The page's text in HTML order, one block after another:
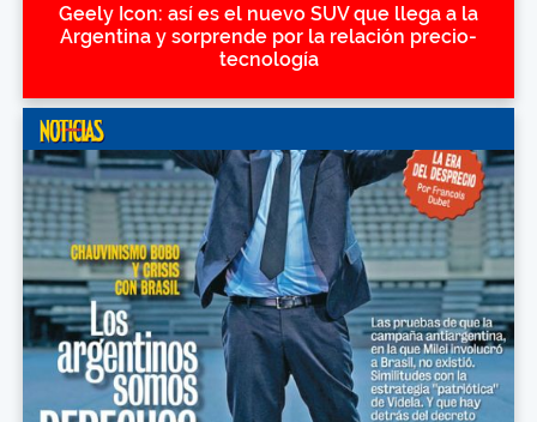
Geely Icon: así es el nuevo SUV que llega a la
Argentina y sorprende por la relación precio-
tecnología